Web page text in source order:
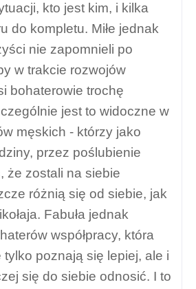
kto jest kim, i kilka
do kompletu. Miłe jednak
nie zapomnieli po
w trakcie rozwojów
bohaterowie trochę
jest to widoczne w
męskich - którzy jako
przez poślubienie
że zostali na siebie
różnią się od siebie, jak
Fabuła jednak
współpracy, która
tylko poznają się lepiej, ale i
się do siebie odnosić. I to